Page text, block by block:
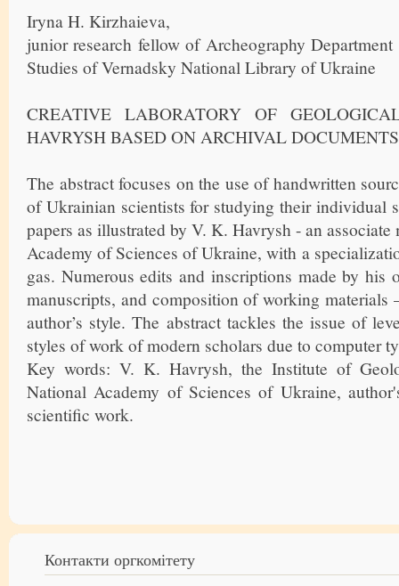
Iryna H. Kirzhaieva,
junior research fellow of Archeography
Studies of Vernadsky National Library of Ukraine
CREATIVE LABORATORY OF
HAVRYSH BASED ON ARCHIVAL DOCUMENTS
The abstract focuses on the use of handwritten
of Ukrainian scientists for studying their individual
papers as illustrated by V. K. Havrysh - an
Academy of Sciences of Ukraine, with a
gas. Numerous edits and inscriptions made by his
manuscripts, and composition of working materials
author’s style. The abstract tackles the issue of
styles of work of modern scholars due to computer
Key words: V. K. Havrysh, the Institute of
National Academy of Sciences of Ukraine,
scientific work.
Контакти оргкомітету